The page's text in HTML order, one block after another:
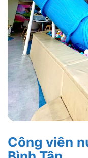
Công viên